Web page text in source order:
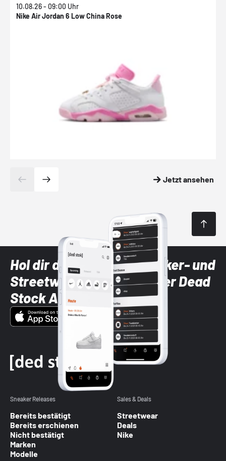
10.08.26 - 09:00 Uhr
Nike Air Jordan 6 Low China Rose
Jetzt ansehen
Hol dir die neuesten Sneaker- und
Streetwear-Brands mit der Dead
Stock App
Sneaker Releases
Bereits bestätigt
Bereits erschienen
Nicht bestätigt
Marken
Modelle
Sales & Deals
Streetwear
Deals
Nike